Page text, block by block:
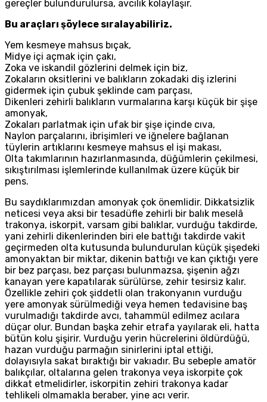
gereçler bulundurulursa, avcılık kolaylaşır.
Bu araçları şöylece sıralayabiliriz.
Yem kesmeye mahsus bıçak,
Midye içi açmak için çakı,
Zoka ve iskandil gözlerini delmek için biz,
Zokaların oksitlerini ve balıkların zokadaki diş izlerini
gidermek için çubuk şeklinde cam parçası,
Dikenleri zehirli balıkların vurmalarına karşı küçük bir şişe
amonyak,
Zokaları parlatmak için ufak bir şişe içinde cıva,
Naylon parçalarını, ibrişimleri ve iğnelere bağlanan
tüylerin artıklarını kesmeye mahsus el işi makası,
Olta takımlarının hazırlanmasında, düğümlerin çekilmesi,
sıkıştırılması işlemlerinde kullanılmak üzere küçük bir
pens.
Bu saydıklarımızdan amonyak çok önemlidir. Dikkatsizlik
neticesi veya aksi bir tesadüfle zehirli bir balık meselâ
trakonya, iskorpit, varsam gibi balıklar, vurduğu takdirde,
yani zehirli dikenlerinden biri ele battığı takdirde vakit
geçirmeden olta kutusunda bulundurulan küçük şişedeki
amonyaktan bir miktar, dikenin battığı ve kan çıktığı yere
bir bez parçası, bez parçası bulunmazsa, şişenin ağzı
kanayan yere kapatılarak sürülürse, zehir tesirsiz kalır.
Özellikle zehiri çok şiddetli olan trakonyanın vurduğu
yere amonyak sürülmediği veya hemen tedavisine baş
vurulmadığı takdirde avcı, tahammül edilmez acılara
düçar olur. Bundan başka zehir etrafa yayılarak eli, hatta
bütün kolu şişirir. Vurduğu yerin hücrelerini öldürdüğü,
hazan vurduğu parmağın sinirlerini iptal ettiği,
dolayısıyla sakat bıraktığı bir vakıadır. Bu sebeple amatör
balıkçılar, oltalarına gelen trakonya veya iskorpite çok
dikkat etmelidirler, iskorpitin zehiri trakonya kadar
tehlikeli olmamakla beraber, yine acı verir.